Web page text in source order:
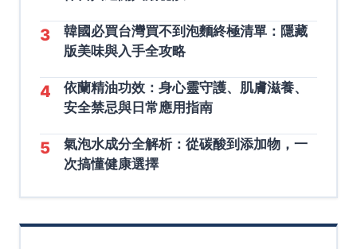
3
韓國必買台灣買不到泡麵終極清單：隱藏
版美味與入手全攻略
4
依蘭精油功效：身心靈守護、肌膚滋養、
安全禁忌與日常應用指南
5
氣泡水成分全解析：從碳酸到添加物，一
次搞懂健康選擇